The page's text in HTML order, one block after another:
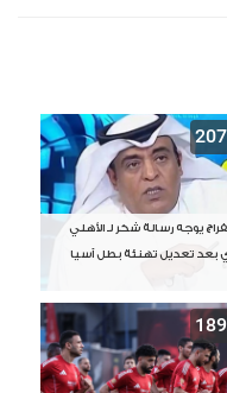
يوجه رسالة شكر لـ الأهلي
بعد تعديل تهنئة بطل آسيا